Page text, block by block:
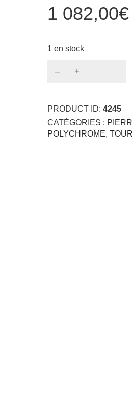
1 082,00€
1 en stock
Padparadscha
2.26ct
PRODUCT ID: 4245
CATÉGORIES :
POLYCHROME,